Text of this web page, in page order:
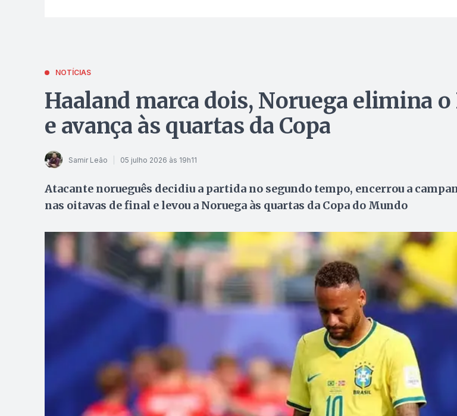
NOTÍCIAS
Haaland marca dois, Noruega elimina
e avança às quartas da Copa
Samir Leão 05 julho 2026 às 19h11
Atacante norueguês decidiu a partida no segundo tempo, encerrou a
nas oitavas de final e levou a Noruega às quartas da Copa do Mundo